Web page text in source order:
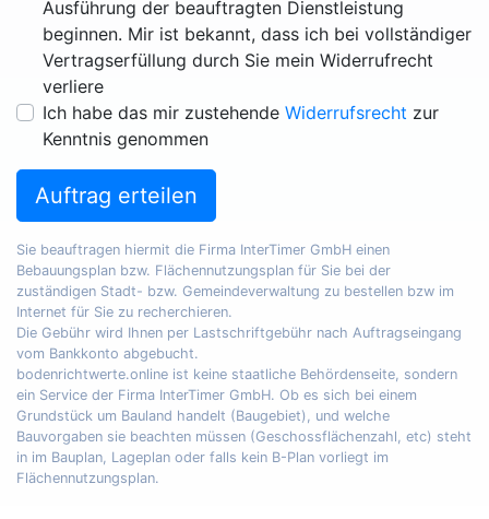
Ausführung der beauftragten Dienstleistung
beginnen. Mir ist bekannt, dass ich bei vollständiger
Vertragserfüllung durch Sie mein Widerrufrecht
verliere
Ich habe das mir zustehende Widerrufsrecht zur
Kenntnis genommen
Auftrag erteilen
Sie beauftragen hiermit die Firma InterTimer GmbH einen
Bebauungsplan bzw. Flächennutzungsplan für Sie bei der
zuständigen Stadt- bzw. Gemeindeverwaltung zu bestellen bzw im
Internet für Sie zu recherchieren.
Die Gebühr wird Ihnen per Lastschriftgebühr nach Auftragseingang
vom Bankkonto abgebucht.
bodenrichtwerte.online ist keine staatliche Behördenseite, sondern
ein Service der Firma InterTimer GmbH. Ob es sich bei einem
Grundstück um Bauland handelt (Baugebiet), und welche
Bauvorgaben sie beachten müssen (Geschossflächenzahl, etc) steht
in im Bauplan, Lageplan oder falls kein B-Plan vorliegt im
Flächennutzungsplan.